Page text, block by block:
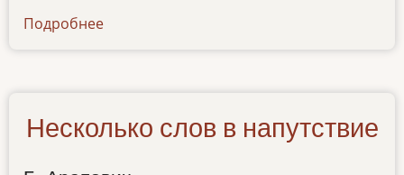
Подробнее
16.03.11
Несколько слов в напутствие